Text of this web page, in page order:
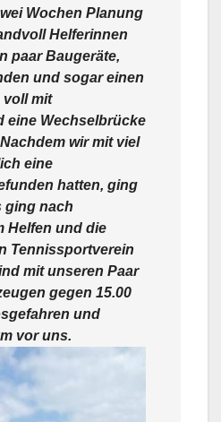
Wochen Planung
Helferinnen
paar Baugeräte,
und sogar einen
voll mit
eine Wechselbrücke
wir mit viel
eine
hatten, ging
ging nach
Helfen und die
Tennissportverein
mit unseren Paar
gegen 15.00
und
vor uns.